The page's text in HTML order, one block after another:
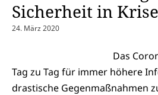
Sicherheit in
24. März 2020
Das
Tag zu Tag für immer höhere
drastische Gegenmaßnahmen